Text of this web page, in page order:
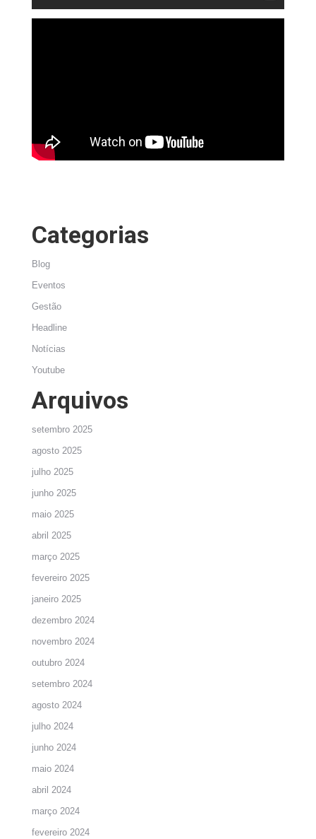
Categorias
Blog
Eventos
Gestão
Headline
Notícias
Youtube
Arquivos
setembro 2025
agosto 2025
julho 2025
junho 2025
maio 2025
abril 2025
março 2025
fevereiro 2025
janeiro 2025
dezembro 2024
novembro 2024
outubro 2024
setembro 2024
agosto 2024
julho 2024
junho 2024
maio 2024
abril 2024
março 2024
fevereiro 2024